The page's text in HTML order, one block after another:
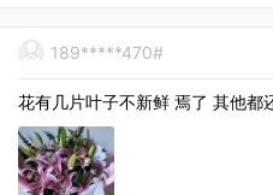
189*****470#
花有几片叶子不新鲜 焉了 其他都